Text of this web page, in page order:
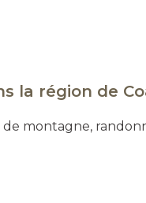
la région de
de montagne,